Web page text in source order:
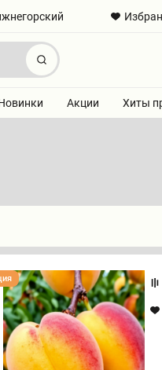
Найти
Акции Хиты